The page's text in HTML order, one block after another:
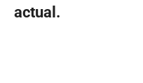
actual.